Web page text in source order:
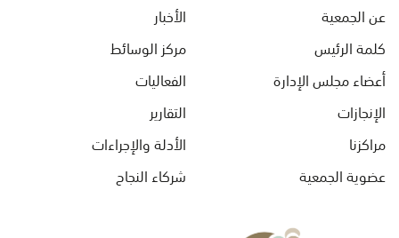
عن الجمعية
كلمة الرئيس
أعضاء مجلس الإدارة
الإنجازات
مراكزنا
عضوية الجمعية
الأخبار
مركز الوسائط
الفعاليات
التقارير
الأدلة والإجراءات
شركاء النجاح